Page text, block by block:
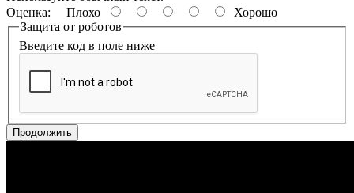
Оценка: Плохо
Хорошо
Защита от роботов
Введите код в поле ниже
Продолжить